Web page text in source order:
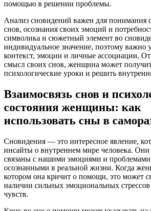
помощью в решении проблемы.
Анализ сновидений важен для понимания
снов, осознания своих эмоций и
символика и сюжетный элемент во
индивидуальное значение, поэтому важно
контекст, эмоции и личные ассоциации.
смысл своих снов, женщина может
психологические уроки и решить
Взаимосвязь снов и
состояния женщины: как
использовать сны в
Сновидения — это интересное явление,
инсайты о внутреннем мире человека.
связаны с нашими эмоциями и проблемами,
осознанными в реальной жизни. Когда
котором она кричит о помощи, это может
наличии сильных эмоциональных
чувств.